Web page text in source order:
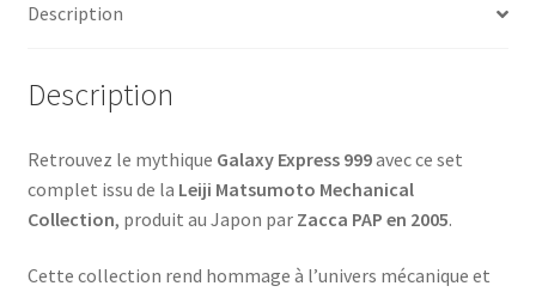
Collection
Description
Description
Retrouvez le mythique Galaxy Express 999avec ce set
complet issu de la Leiji Matsumoto Mechanical
Collection, produit au Japon par Zacca PAP en 2005.
Cette collection rend hommage à l’univers mécanique et